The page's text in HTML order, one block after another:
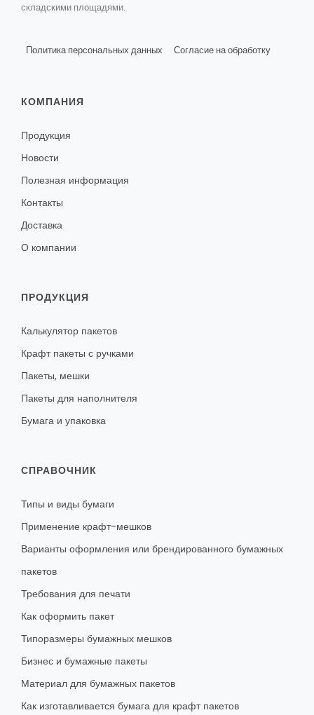
складскими площадями.
Политика персональных данных Согласие на обработку
КОМПАНИЯ
Продукция
Новости
Полезная информация
Контакты
Доставка
О компании
ПРОДУКЦИЯ
Калькулятор пакетов
Крафт пакеты с ручками
Пакеты, мешки
Пакеты для наполнителя
Бумага и упаковка
СПРАВОЧНИК
Типы и виды бумаги
Применение крафт-мешков
Варианты оформления или брендированного бумажных
пакетов
Требования для печати
Как оформить пакет
Типоразмеры бумажных мешков
Бизнес и бумажные пакеты
Материал для бумажных пакетов
Как изготавливается бумага для крафт пакетов